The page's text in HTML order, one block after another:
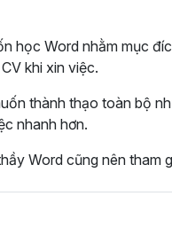
học Word nhằm mục
khi xin việc.
thành thạo toàn bộ
nhanh hơn.
Word cũng nên tham